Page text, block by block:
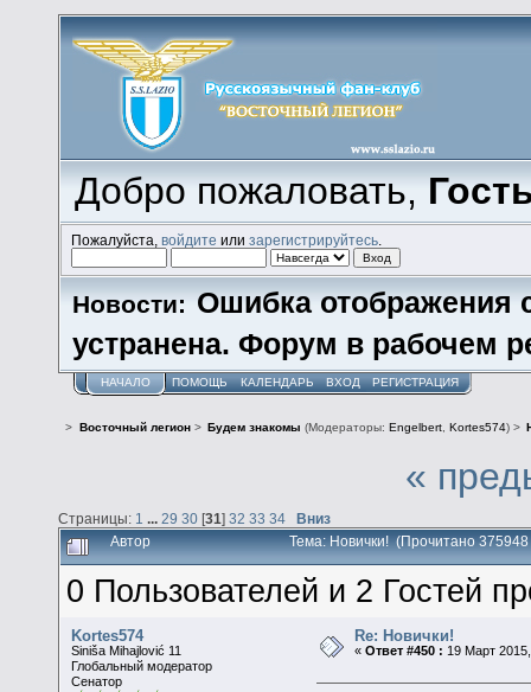
Добро пожаловать,
Пожалуйста,войдите илизарегистрируйтесь
Новости: Ошибка отображения
устранена. Форум в рабочем
НАЧАЛО ПОМОЩЬ КАЛЕНДАРЬ ВХОД РЕГИСТРАЦИЯ
> Восточный легион> Будем знакомы (Модераторы: Engelbert, Kortes574) >
«
Страницы: 1 29 30 [31] 32 33 34 Вниз
Автор Тема: Новички! (Прочитано 375948
0 Пользователей и 2 Гостей
Kortes574
Siniša Mihajlović 11
Глобальный модератор
Сенатор
Re: Новички!
«Ответ #450 : 19 Март